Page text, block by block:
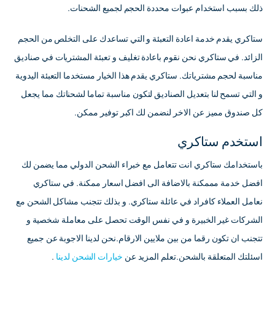
ذلك بسبب استخدام عبوات محددة الحجم لجميع الشحنات.
ستاكري يقدم خدمة اعادة التعبئة و التي تساعدك على التخلص من الحجم
الزائد. في ستاكري نحن نقوم باعادة تغليف و تعبئة المشتريات في صناديق
مناسبة لحجم مشترياتك. ستاكري يقدم هذا الخيار مستخدما التعبئة اليدوية
و التي تسمح لنا بتعديل الصناديق لتكون مناسبة تماما لشحناتك مما يجعل
كل صندوق مميز عن الاخر لنضمن لك اكبر توفير ممكن.
استخدم ستاكري
باستخدامك ستاكري انت تتعامل مع خبراء الشحن الدولي مما يضمن لك
افضل خدمة مممكنة بالاضافة الى افضل اسعار ممكنة. في ستاكري
نعامل العملاء كافراد في عائلة ستاكري. و بذلك تتجنب مشاكل الشحن مع
الشركات غير الخبيرة و في نفس الوقت تحصل على معاملة شخصية و
تتجنب ان تكون رقما من بين ملايين الارقام.نحن لدينا الاجوبة عن جميع
اسئلتك المتعلقة بالشحن.تعلم المزيد عن خيارات الشحن لدينا .